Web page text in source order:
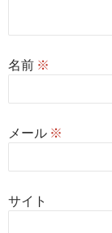
名前 ※
メール ※
サイト